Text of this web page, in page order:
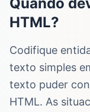
HTML?
Codifique
texto simples
texto puder
HTML. As